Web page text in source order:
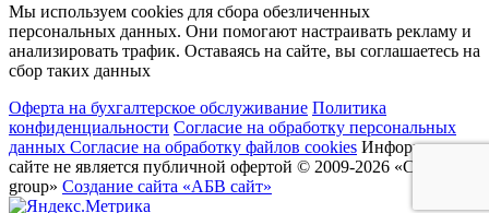
Мы используем cookies для сбора обезличенных
персональных данных. Они помогают настраивать рекламу и
анализировать трафик. Оставаясь на сайте, вы соглашаетесь на
сбор таких данных
Оферта на бухгалтерское обслуживание Политика
конфиденциальности Согласие на обработку персональных
данных Согласие на обработку файлов cookies Информация на
сайте не является публичной офертой © 2009-2026 «Consult
group» Создание сайта «АБВ сайт»